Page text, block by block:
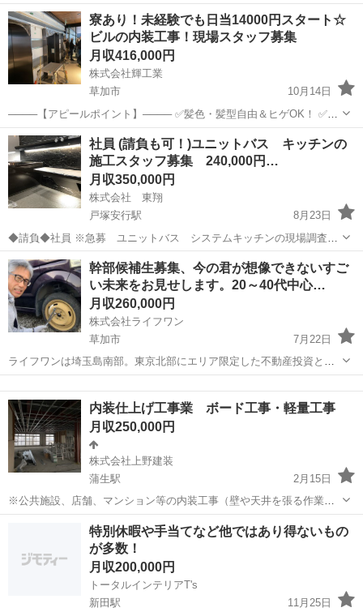
を募集しています！ スキル、年齢、経験は問いません。 未経験者大歓
迎！ ブランクがあって…という方も歓迎！ ＼解体現場っ
て何...
埼玉 草加市 内装職人 建設現場
寮あり！未経験でも日当14000円スタート☆
ビルの内装工事！現場スタッフ募集
月収416,000円
株式会社輝工業
草加市
10月14日
────【アピールポイント】──── ✅髪色・髪型自由＆ヒゲOK！ ✅メ
リハリある職場です └仕事中は真剣！休憩中はリラックス！ ✅充実し
た待遇や制度も魅力◎ ✅都内メインの関東エリアでのお仕事♪ ✅直行
直帰が基...
埼玉 草加市 内装職人 未経験
社員 (請負も可！)ユニットバス キッチンの
施工スタッフ募集 240,000円…
月収350,000円
株式会社 東翔
戸塚安行駅
8月23日
◆請負◆社員 ※急募 ユニットバス システムキッチンの現場調査員
募集 「経験者又は似たような仕事に携わっていた方」 (設置前に下
見に行く仕事です。) ※組立者 TOTO LIXILのユニットバス、各メー
カ...
埼玉 草加市 戸塚安行駅 内装職人 ユニットバス
幹部候補生募集、今の君が想像できないすご
い未来をお見せします。20～40代中心…
月収260,000円
株式会社ライフワン
草加市
7月22日
ライフワンは埼玉島南部。東京北部にエリア限定した不動産投資と賃
貸管理の会社です。車・バイクいじりが好きなあなたへ。次は“建物や
室内”をプロとしてカスタムしませんか？」 02年後 営繕工事で一人前
に。 仕事に自信が持...内装仕上げ工事業 ボード工事・軽量工事
月収250,000円
株式会社上野建装
蒲生駅
2月15日
※公共施設、店舗、マンション等の内装工事（壁や天井を張る作業）
をする仕事です 基本的には屋内での作業なので、天候に左右される事
も無く、 仕事量も収入も安定して安心して働けます。 やる気のあ
る方・手に職を付けたい...
蒲生駅 内装職人 LGS
特別休暇や手当てなど他ではあり得ないもの
が多数！
月収200,000円
トータルインテリアT's
新田駅
11月25日